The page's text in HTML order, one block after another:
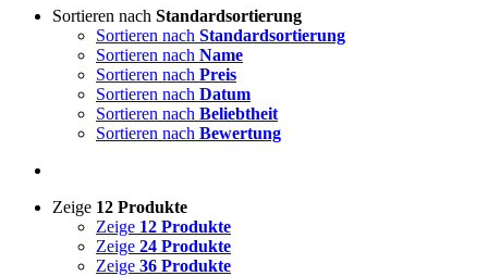
Sortieren nach Standardsortierung
Sortieren nach Standardsortierung
Sortieren nach Name
Sortieren nach Preis
Sortieren nach Datum
Sortieren nach Beliebtheit
Sortieren nach Bewertung
Zeige 12 Produkte
Zeige 12 Produkte
Zeige 24 Produkte
Zeige 36 Produkte